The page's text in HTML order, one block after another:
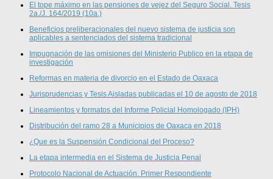
El tope máximo en las pensiones de vejez del Seguro Social. Tesis
2a./J. 164/2019 (10a.)
Beneficios preliberacionales del nuevo sistema de justicia son
aplicables a sentenciados del sistema tradicional
Impugnación de las omisiones del Ministerio Publico en la etapa de
investigación
Reformas en materia de divorcio en el Estado de Oaxaca
Jurisprudencias y Tesis Aisladas publicadas el 10 de agosto de 2018
Lineamientos y formatos del Informe Policial Homologado (IPH)
Distribución del ramo 28 a Municipios de Oaxaca en 2018
¿Que es la Suspensión Condicional del Proceso?
La etapa intermedia en el Sistema de Justicia Penal
Protocolo Nacional de Actuación. Primer Respondiente